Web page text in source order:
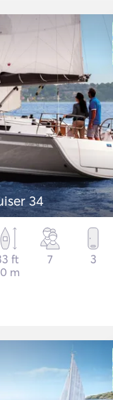
34
ft
m
7 3